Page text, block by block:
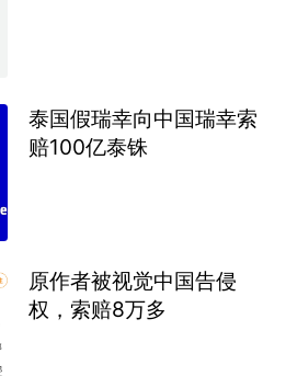
泰国假瑞幸向中国瑞幸索
赔100亿泰铢
原作者被视觉中国告侵
权，索赔8万多